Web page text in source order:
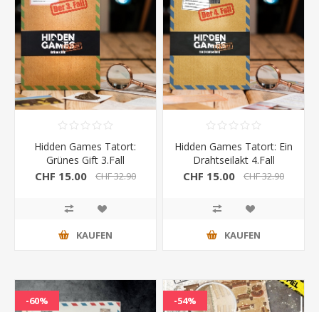
Hidden Games Tatort:
Grünes Gift 3.Fall
CHF 15.00 CHF 32.90
KAUFEN
Hidden Games Tatort: Ein
Drahtseilakt 4.Fall
CHF 15.00 CHF 32.90
KAUFEN
-60% -54%